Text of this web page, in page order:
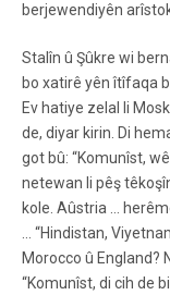
berjewendiyên
Stalîn û Şûkre wi
bo xatirê yên îtîfaqa
Ev hatiye zelal li
de, diyar kirin. Di
got bû: “Komunîst,
netewan li pêş
kole. Aûstria …
… “Hindistan,
Morocco û England?
“Komunîst, di cih de